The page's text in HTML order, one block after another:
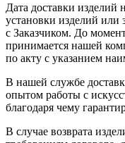
Дата доставки изделий
установки изделий или
с Заказчиком. До
принимается нашей
по акту с указанием
В нашей службе
опытом работы с
благодаря чему
В случае возврата